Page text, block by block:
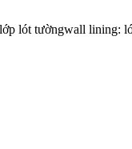
lót tườngwall lining: